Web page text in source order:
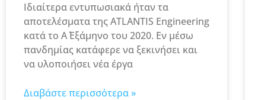
Ιδιαίτερα εντυπωσιακά ήταν τα
αποτελέσματα της ATLANTIS Engineering
κατά το Α΄ Εξάμηνο του 2020. Εν μέσω
πανδημίας κατάφερε να ξεκινήσει και
να υλοποιήσει νέα έργα
Διαβάστε περισσότερα »